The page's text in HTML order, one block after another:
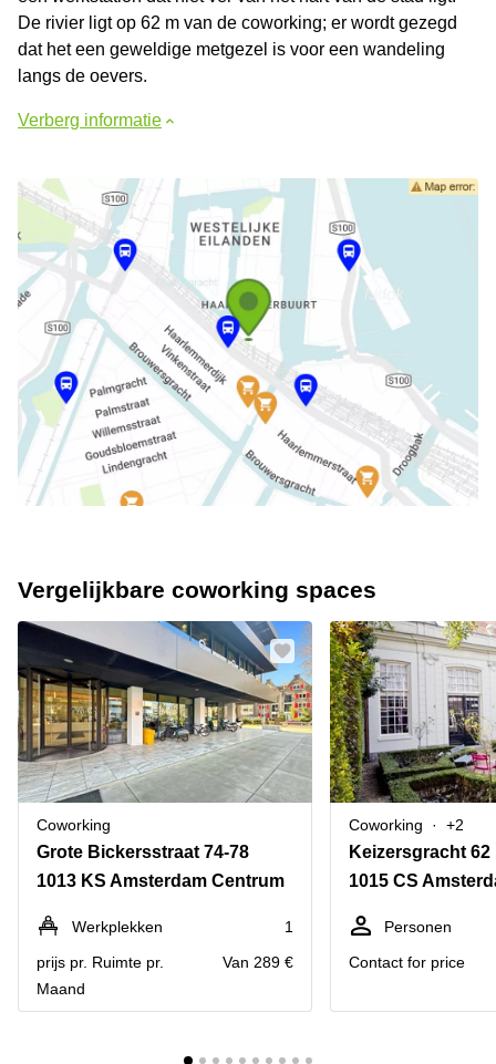
De rivier ligt op 62 m van de coworking; er wordt gezegd
dat het een geweldige metgezel is voor een wandeling
langs de oevers.
Verberg informatie
Vergelijkbare coworking spaces
Coworking
Grote Bickersstraat 74-78
1013 KS Amsterdam Centrum
Werkplekken
1
prijs pr. Ruimte pr.
Maand
Van 289 €
Coworking +2
Keizersgracht 62
1015 CS
Personen
Contact for price